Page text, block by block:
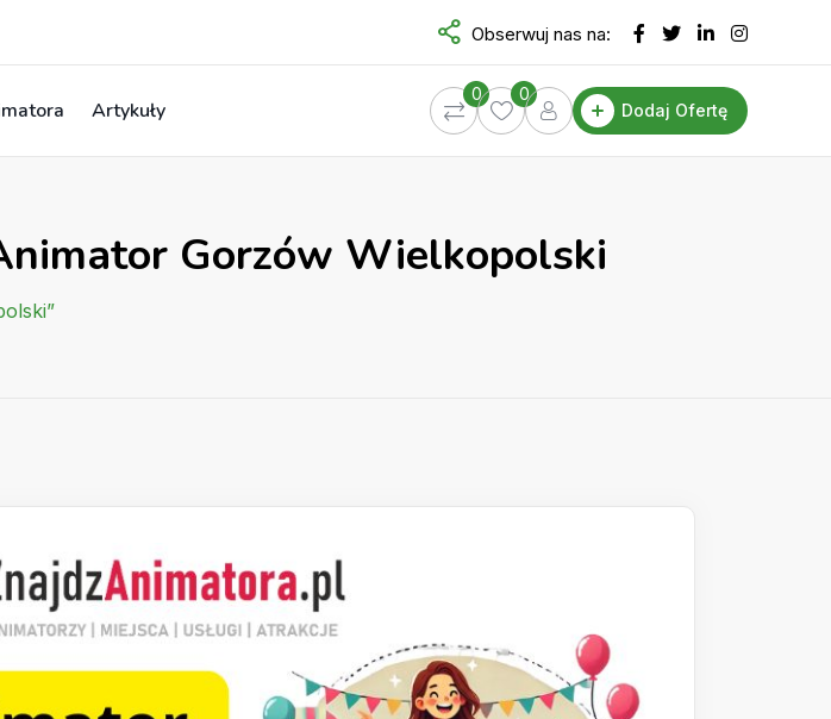
Obserwuj nas na:
Artykuły
0
0
Dodaj Ofertę
Gorzów Wielkopolski